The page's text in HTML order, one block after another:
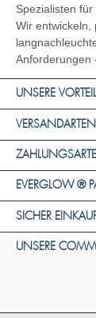
Spezialisten
Wir entwickeln,
Anforderungen
UNSERE
VERSANDARTEN
EVERGLOW ®
SICHER
UNSERE